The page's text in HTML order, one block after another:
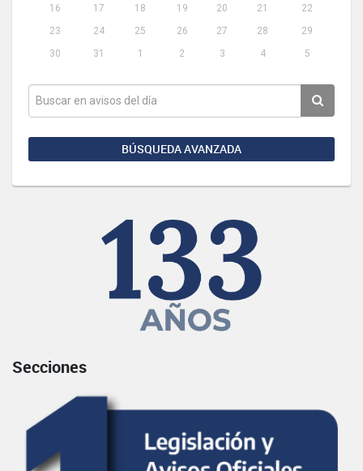
16
17 18 19 20 21
22
23
24 25 26 27 28
29
30
31 1 2 3 4 5
BÚSQUEDA AVANZADA
Secciones